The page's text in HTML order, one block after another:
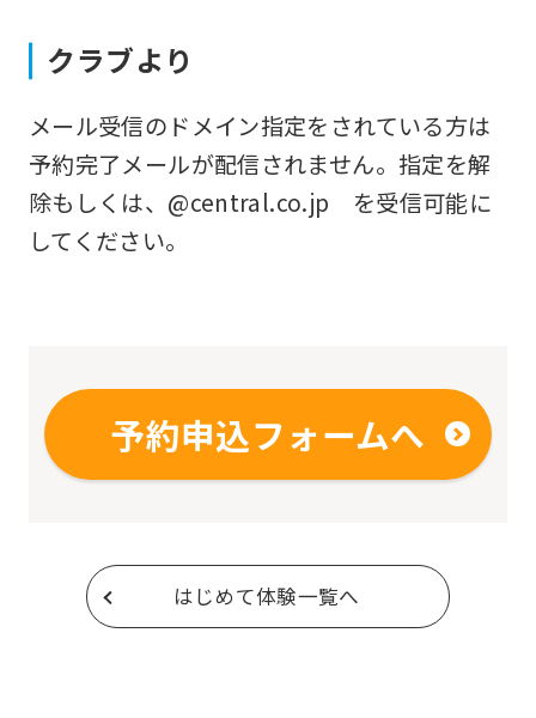
クラブより
メール受信のドメイン指定をされている方は
予約完了メールが配信されません。指定を解
除もしくは、@central.co.jp を受信可能に
してください。
予約申込フォームへ
はじめて体験一覧へ
service.
Automatic